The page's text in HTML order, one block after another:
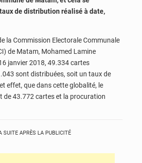
de distribution réalisé à date,
la Commission Electorale Communale
de Matam, Mohamed Lamine
janvier 2018, 49.334 cartes
sont distribuées, soit un taux de
effet, que dans cette globalité, le
de 43.772 cartes et la procuration
SUITE APRÈS LA PUBLICITÉ